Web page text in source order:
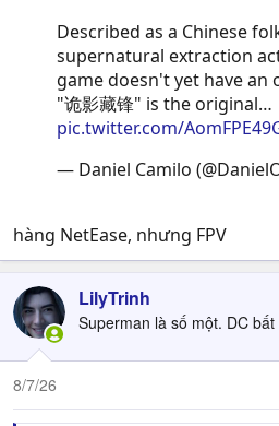
Described as a Chinese
supernatural extraction
game doesn't yet have an
"诡影藏锋" is the original…
pic.twitter.com/
— Daniel Camilo
hàng NetEase, nhưng FPV
LilyTrinh
Superman là số một. DC bất
8/7/26